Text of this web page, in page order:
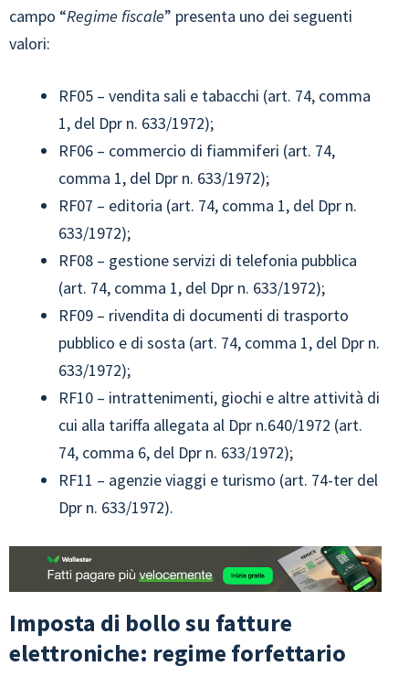
campo “Regime fiscale” presenta uno dei seguenti
valori:
RF05 – vendita sali e tabacchi (art. 74, comma
1, del Dpr n. 633/1972);
RF06 – commercio di fiammiferi (art. 74,
comma 1, del Dpr n. 633/1972);
RF07 – editoria (art. 74, comma 1, del Dpr n.
633/1972);
RF08 – gestione servizi di telefonia pubblica
(art. 74, comma 1, del Dpr n. 633/1972);
RF09 – rivendita di documenti di trasporto
pubblico e di sosta (art. 74, comma 1, del Dpr n.
633/1972);
RF10 – intrattenimenti, giochi e altre attività di
cui alla tariffa allegata al Dpr n.640/1972 (art.
74, comma 6, del Dpr n. 633/1972);
RF11 – agenzie viaggi e turismo (art. 74-ter del
Dpr n. 633/1972).
Imposta di bollo su fatture
elettroniche: regime forfettario